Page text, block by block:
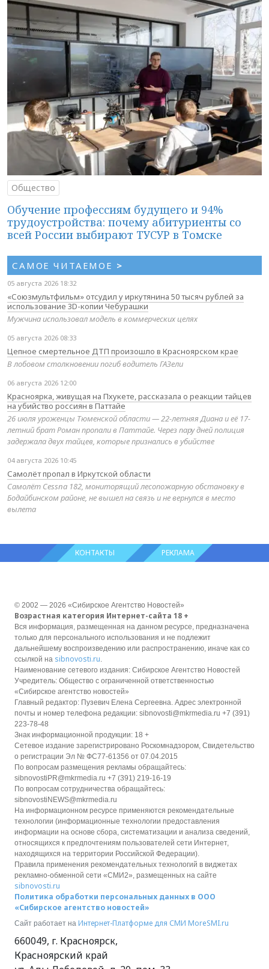
Общество
Обучение профессиям будущего и 94%
трудоустройства: почему абитуриенты со
всей России выбирают ТУСУР в Томске
САМОЕ ЧИТАЕМОЕ >
05 августа 2026 18:32
«Союзмультфильм» отсудил у иркутянина 50 тысяч рублей за
использование 3D-копии Чебурашки
Мужчина использовал модель в коммерческих целях
05 августа 2026 08:33
Цепное смертельное ДТП произошло в Красноярском крае
В лобовом столкновении погиб водитель ГАЗели
06 августа 2026 12:00
Красноярка, живущая на Пхукете, рассказала о реакции тайцев
на убийство россиян в Паттайе
26 июля уроженцы Тюменской области — 22-летняя Диана и её 17-
летний брат Роман пропали в Паттайе. Через пару дней полиция
задержала двух тайцев, которые признались в убийстве
04 августа 2026 10:45
Самолёт пропал в Иркутской области
Самолёт Cessna 182, мониторящий лесопожарную обстановку в
Бодайбинском районе, не вышел на связь и не вернулся в место
вылета
КОНТАКТЫ РЕКЛАМА
© 2002 — 2026 «Сибирское Агентство Новостей»
Возрастная категория Интернет-сайта 18 +
Вся информация, размещенная на данном ресурсе, предназначена
только для персонального использования и не подлежит
дальнейшему воспроизведению или распространению, иначе как со
ссылкой на sibnovosti.ru.
Наименование сетевого издания: Сибирское Агентство Новостей
Учредитель: Общество с ограниченной ответственностью
«Сибирское агентство новостей»
Главный редактор: Пузевич Елена Сергеевна. Адрес электронной
почты и номер телефона редакции: sibnovosti@mkrmedia.ru +7 (391)
223-78-48
Знак информационной продукции: 18 +
Сетевое издание зарегистрировано Роскомнадзором, Свидетельство
о регистрации Эл № ФС77-61356 от 07.04.2015
По вопросам размещения рекламы обращайтесь:
sibnovostiPR@mkrmedia.ru +7 (391) 219-16-19
По вопросам сотрудничества обращайтесь:
sibnovostiNEWS@mkrmedia.ru
На информационном ресурсе применяются рекомендательные
технологии (информационные технологии предоставления
информации на основе сбора, систематизации и анализа сведений,
относящихся к предпочтениям пользователей сети Интернет,
находящихся на территории Российской Федерации).
Правила применения рекомендательных технологий в виджетах
рекламно-обменной сети «СМИ2», размещенных на сайте
sibnovosti.ru
Политика обработки персональных данных в ООО
«Сибирское агентство новостей»
Сайт работает на Интернет-Платформе для СМИ MoreSMI.ru
660049, г. Красноярск,
Красноярский край